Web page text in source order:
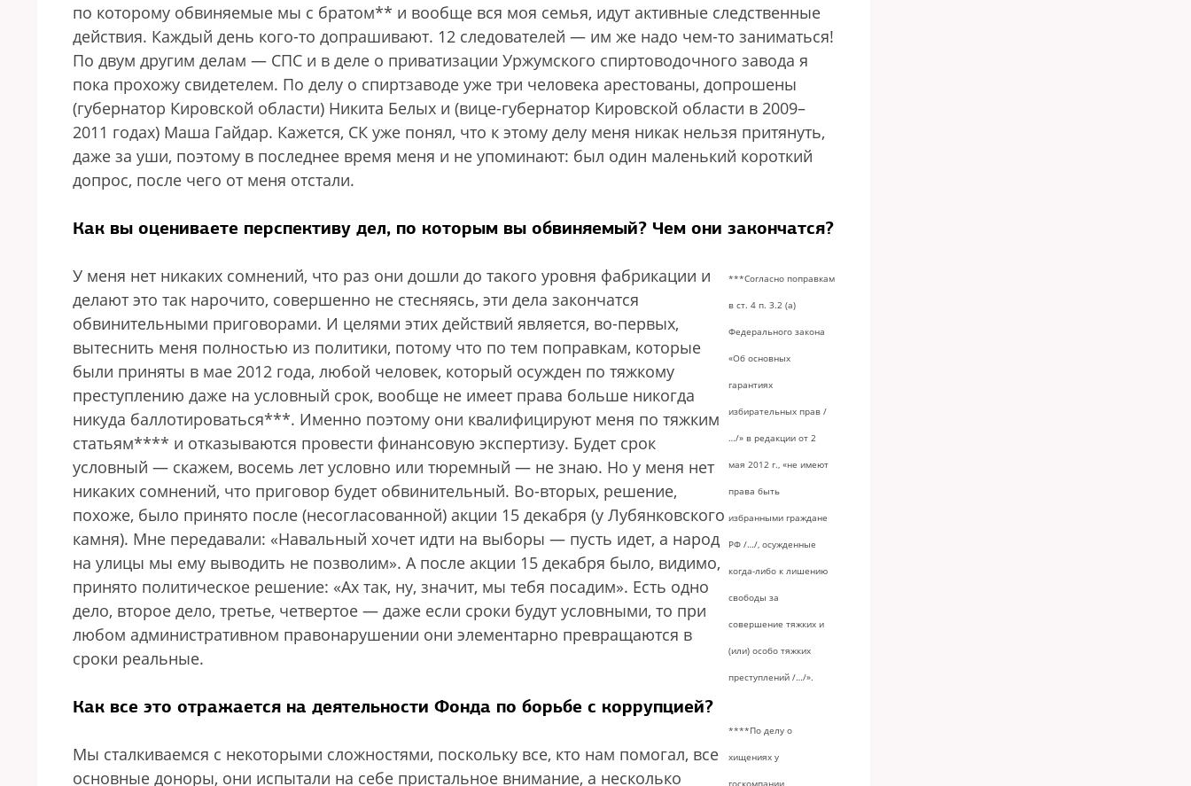
по которому обвиняемые мы с братом** и вообще вся моя семья, идут активные следственные
действия. Каждый день кого-то допрашивают. 12 следователей — им же надо чем-то заниматься!
По двум другим делам — СПС и в деле о приватизации Уржумского спиртоводочного завода я
пока прохожу свидетелем. По делу о спиртзаводе уже три человека арестованы, допрошены
(губернатор Кировской области) Никита Белых и (вице-губернатор Кировской области в 2009–
2011 годах) Маша Гайдар. Кажется, СК уже понял, что к этому делу меня никак нельзя притянуть,
даже за уши, поэтому в последнее время меня и не упоминают: был один маленький короткий
допрос, после чего от меня отстали.
Как вы оцениваете перспективу дел, по которым вы обвиняемый? Чем они закончатся?
***Согласно поправкам
в ст. 4 п. 3.2 (а)
Федерального закона
«Об основных
гарантиях
избирательных прав /
…/» в редакции от 2
мая 2012 г., «не имеют
права быть
избранными граждане
РФ /…/, осужденные
когда-либо к лишению
свободы за
совершение тяжких и
(или) особо тяжких
преступлений /…/».
****По делу о
хищениях у
госкомпании
У меня нет никаких сомнений, что раз они дошли до такого уровня фабрикации и
делают это так нарочито, совершенно не стесняясь, эти дела закончатся
обвинительными приговорами. И целями этих действий является, во-первых,
вытеснить меня полностью из политики, потому что по тем поправкам, которые
были приняты в мае 2012 года, любой человек, который осужден по тяжкому
преступлению даже на условный срок, вообще не имеет права больше никогда
никуда баллотироваться***. Именно поэтому они квалифицируют меня по тяжким
статьям**** и отказываются провести финансовую экспертизу. Будет срок
условный — скажем, восемь лет условно или тюремный — не знаю. Но у меня нет
никаких сомнений, что приговор будет обвинительный. Во-вторых, решение,
похоже, было принято после (несогласованной) акции 15 декабря (у Лубянковского
камня). Мне передавали: «Навальный хочет идти на выборы — пусть идет, а народ
на улицы мы ему выводить не позволим». А после акции 15 декабря было, видимо,
принято политическое решение: «Ах так, ну, значит, мы тебя посадим». Есть одно
дело, второе дело, третье, четвертое — даже если сроки будут условными, то при
любом административном правонарушении они элементарно превращаются в
сроки реальные.
Как все это отражается на деятельности Фонда по борьбе с коррупцией?
Мы сталкиваемся с некоторыми сложностями, поскольку все, кто нам помогал, все
основные доноры, они испытали на себе пристальное внимание, а несколько